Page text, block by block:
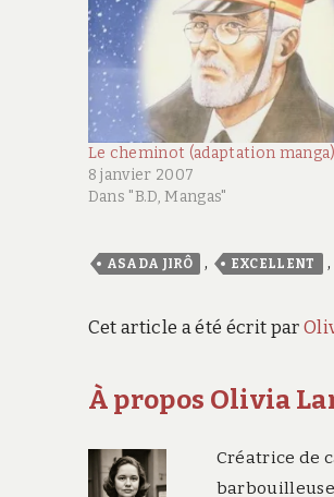
Le cheminot (adaptation manga)
8 janvier 2007
Dans "B.D, Mangas"
ASADA JIRÔ , EXCELLENT ,
Cet article a été écrit par
À propos Olivia
Créatrice de